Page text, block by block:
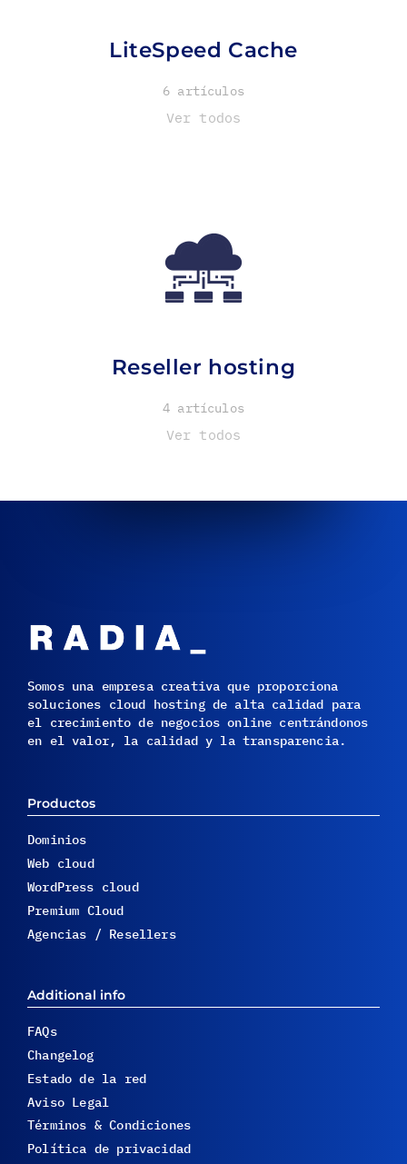
LiteSpeed Cache
6 artículos
Ver todos
Reseller hosting
4 artículos
Ver todos
Somos una empresa creativa que proporciona
soluciones cloud hosting de alta calidad para
el crecimiento de negocios online centrándonos
en el valor, la calidad y la transparencia.
Productos
Dominios
Web cloud
WordPress cloud
Premium Cloud
Agencias / Resellers
Additional info
FAQs
Changelog
Estado de la red
Aviso Legal
Términos & Condiciones
Política de privacidad